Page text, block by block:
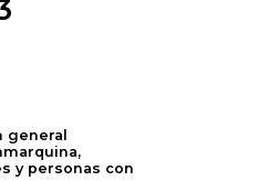
general
y personas con